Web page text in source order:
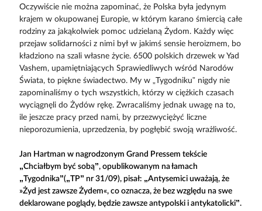
Oczywiście nie można zapominać, że Polska była jedynym
krajem w okupowanej Europie, w którym karano śmiercią całe
rodziny za jakąkolwiek pomoc udzielaną Żydom. Każdy więc
przejaw solidarności z nimi był w jakimś sensie heroizmem, bo
kładziono na szali własne życie. 6500 polskich drzewek w Yad
Vashem, upamiętniających Sprawiedliwych wśród Narodów
Świata, to piękne świadectwo. My w „Tygodniku” nigdy nie
zapominaliśmy o tych wszystkich, którzy w ciężkich czasach
wyciągnęli do Żydów rękę. Zwracaliśmy jednak uwagę na to,
ile jeszcze pracy przed nami, by przezwyciężyć liczne
nieporozumienia, uprzedzenia, by pogłębić swoją wrażliwość.
Jan Hartman w nagrodzonym Grand Pressem tekście
„Chciałbym być sobą”, opublikowanym na łamach
„Tygodnika”(„TP” nr 31/09), pisał: „Antysemici uważają, że
»Żyd jest zawsze Żydem«, co oznacza, że bez względu na swe
deklarowane poglądy, będzie zawsze antypolski i antykatolicki”.